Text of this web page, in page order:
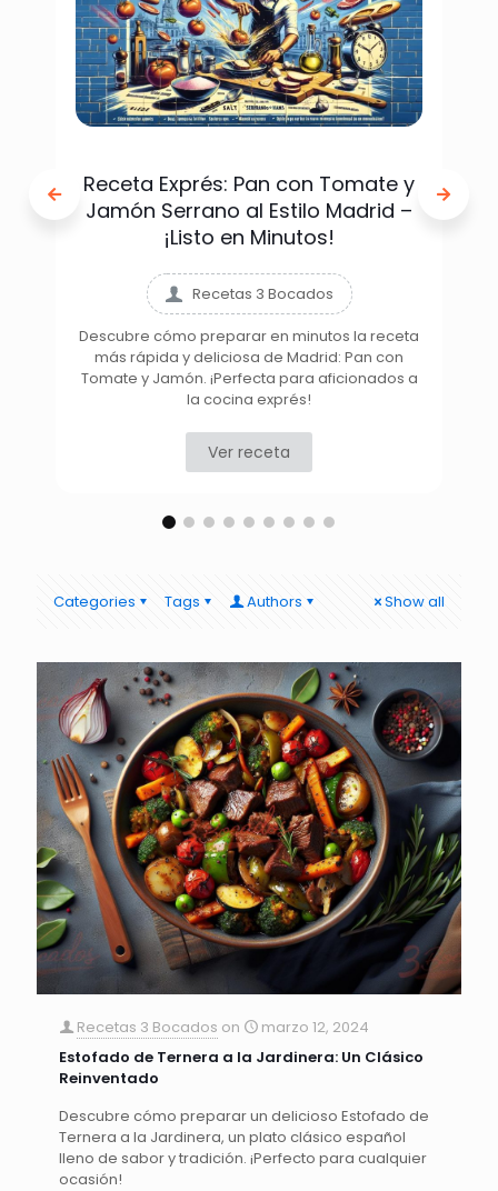
Receta Exprés: Pan con Tomate y
Jamón Serrano al Estilo Madrid –
¡Listo en Minutos!
Recetas 3 Bocados
Descubre cómo preparar en minutos la receta
más rápida y deliciosa de Madrid: Pan con
Tomate y Jamón. ¡Perfecta para aficionados a
la cocina exprés!
Ver receta
Categories Tags Authors Show all
Recetas 3 Bocados on
marzo 12, 2024
Estofado de Ternera a la Jardinera: Un Clásico
Reinventado
Descubre cómo preparar un delicioso Estofado de
Ternera a la Jardinera, un plato clásico español
lleno de sabor y tradición. ¡Perfecto para cualquier
ocasión!